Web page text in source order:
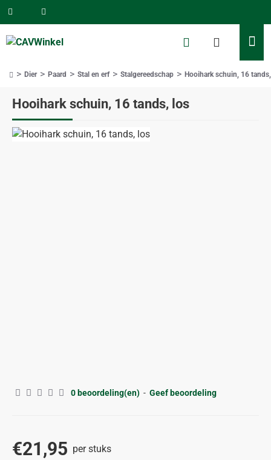
Hooihark schuin, 16 tands, los
Dier Paard Stal en erf Stalgereedschap Hooihark schuin, 16
0 beoordeling(en) - Geef beoordeling
€21,95 per stuks